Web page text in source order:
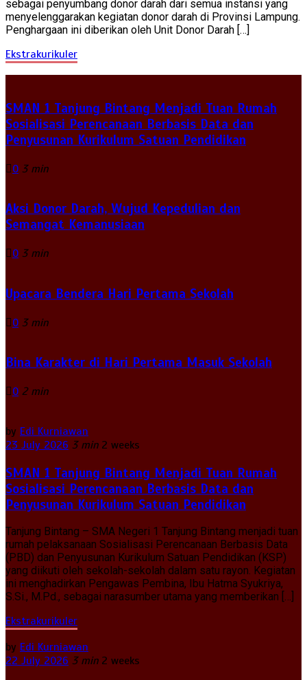
sebagai penyumbang donor darah dari semua instansi yang
menyelenggarakan kegiatan donor darah di Provinsi Lampung.
Penghargaan ini diberikan oleh Unit Donor Darah […]
Ekstrakurikuler
SMAN 1 Tanjung Bintang Menjadi Tuan Rumah
Sosialisasi Perencanaan Berbasis Data dan
Penyusunan Kurikulum Satuan Pendidikan
0 3 min
Aksi Donor Darah, Wujud Kepedulian dan
Semangat Kemanusiaan
0 3 min
Upacara Bendera Hari Pertama Sekolah
0 3 min
Bina Karakter di Hari Pertama Masuk Sekolah
0 2 min
by Edi Kurniawan
23 July 2026 3 min 2 weeks
SMAN 1 Tanjung Bintang Menjadi Tuan Rumah
Sosialisasi Perencanaan Berbasis Data dan
Penyusunan Kurikulum Satuan Pendidikan
Tanjung Bintang – SMA Negeri 1 Tanjung Bintang menjadi tuan
rumah pelaksanaan Sosialisasi Perencanaan Berbasis Data
(PBD) dan Penyusunan Kurikulum Satuan Pendidikan (KSP)
yang diikuti oleh sekolah-sekolah dalam satu rayon. Kegiatan
ini menghadirkan Pengawas Pembina, Ibu Hatma Syukriya,
S.Si., M.Pd., sebagai narasumber utama yang memberikan […]
Ekstrakurikuler
by Edi Kurniawan
22 July 2026 3 min 2 weeks